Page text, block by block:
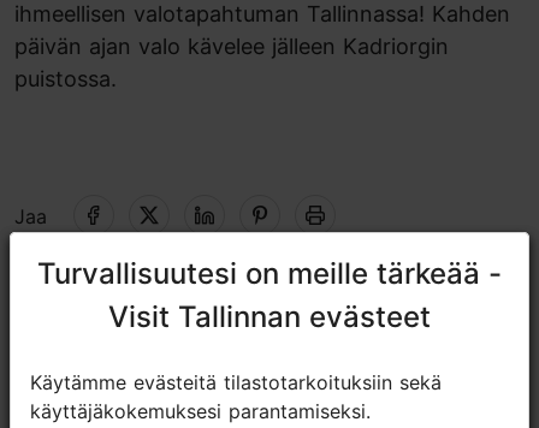
ihmeellisen valotapahtuman Tallinnassa! Kahden
päivän ajan valo kävelee jälleen Kadriorgin
puistossa.
Jaa
Turvallisuutesi on meille tärkeää -
Visit Tallinnan evästeet
Käytämme evästeitä tilastotarkoituksiin sekä
käyttäjäkokemuksesi parantamiseksi.
Turvallisuutesi on meille tärkeää -
Visit Tallinnan evästeet
Käytämme evästeitä tilastotarkoituksiin sekä
käyttäjäkokemuksesi parantamiseksi.